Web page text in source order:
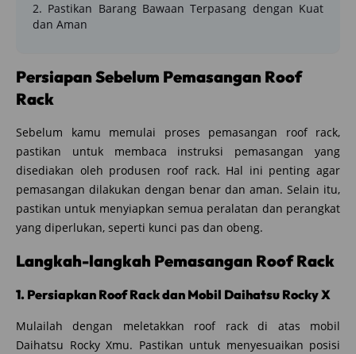
2. Pastikan Barang Bawaan Terpasang dengan Kuat
dan Aman
Persiapan Sebelum Pemasangan Roof
Rack
Sebelum kamu memulai proses pemasangan roof rack,
pastikan untuk membaca instruksi pemasangan yang
disediakan oleh produsen roof rack. Hal ini penting agar
pemasangan dilakukan dengan benar dan aman. Selain itu,
pastikan untuk menyiapkan semua peralatan dan perangkat
yang diperlukan, seperti kunci pas dan obeng.
Langkah-langkah Pemasangan Roof Rack
1. Persiapkan Roof Rack dan Mobil Daihatsu Rocky X
Mulailah dengan meletakkan roof rack di atas mobil
Daihatsu Rocky Xmu. Pastikan untuk menyesuaikan posisi